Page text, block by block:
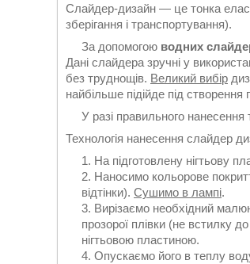
Слайдер-дизайн — це тонка
зберігання і транспортування).
За допомогою водних
Дані слайдера зручні у
без труднощів. Великий вибір
найбільше підійде під створення
У разі правильного нанесення
Технологія нанесення слайдер
На підготовлену нігтьову
Наносимо кольорове
відтінки). Сушимо в лампі.
Вирізаємо необхідний
прозорої плівки (не встилку
нігтьовою пластиною.
Опускаємо його в теплу